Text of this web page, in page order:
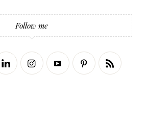
Follow me